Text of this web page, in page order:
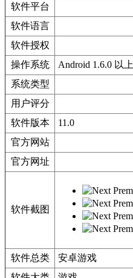
软件平台
软件语言
软件授权
操作系统
Android 1.6.0 以上
系统类型
用户评分
软件版本
11.0
官方网站
官方网址
软件截图
软件总类
安卓游戏